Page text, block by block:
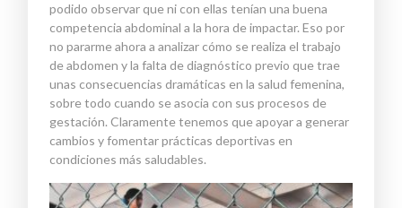
podido observar que ni con ellas tenían una buena
competencia abdominal a la hora de impactar. Eso por
no pararme ahora a analizar cómo se realiza el trabajo
de abdomen y la falta de diagnóstico previo que trae
unas consecuencias dramáticas en la salud femenina,
sobre todo cuando se asocia con sus procesos de
gestación. Claramente tenemos que apoyar a generar
cambios y fomentar prácticas deportivas en
condiciones más saludables.